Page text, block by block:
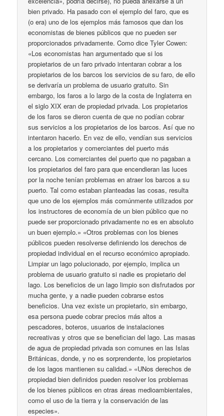
bien privado. Ha pasado con el ejemplo del faro, que es
(o era) uno de los ejemplos más famosos que dan los
economistas de bienes públicos que no pueden ser
proporcionados privadamente. Como dice Tyler Cowen:
«Los economistas han argumentado que si los
propietarios de un faro privado intentaran cobrar a los
propietarios de los barcos los servicios de su faro, de ello
se derivaría un problema de usuario gratuito. Sin
embargo, los faros a lo largo de la costa de Inglaterra en
el siglo XIX eran de propiedad privada. Los propietarios
de los faros se dieron cuenta de que no podían cobrar
sus servicios a los propietarios de los barcos. Así que no
intentaron hacerlo. En vez de ello, vendían sus servicios
a los propietarios y comerciantes del puerto más
cercano. Los comerciantes del puerto que no pagaban a
los propietarios del faro para que encendieran las luces
por la noche tenían problemas en atraer los barcos a su
puerto. Tal como estaban planteadas las cosas, resulta
que uno de los ejemplos más comúnmente utilizados por
los instructores de economía de un bien público que no
puede ser proporcionado privadamente no es en absoluto
un buen ejemplo.» «Otros problemas con los bienes
públicos pueden resolverse definiendo los derechos de
propiedad individual en el recurso económico apropiado.
Limpiar un lago polucionado, por ejemplo, implica un
problema de usuario gratuito si nadie es propietario del
lago. Los beneficios de un lago limpio son disfrutados por
mucha gente, y a nadie pueden cobrarse estos
beneficios. Una vez existe un propietario, sin embargo,
esa persona puede cobrar precios más altos a
pescadores, boteros, usuarios de instalaciones
recreativas y otros que se benefician del lago. Las masas
de agua de propiedad privada son comunes en las Islas
Británicas, donde, y no es sorprendente, los propietarios
de los lagos mantienen su calidad.» «UNos derechos de
propiedad bien definidos pueden resolver los problemas
de los bienes públicos en otras áreas medioambientales,
como el uso de la tierra y la conservación de las
especies».